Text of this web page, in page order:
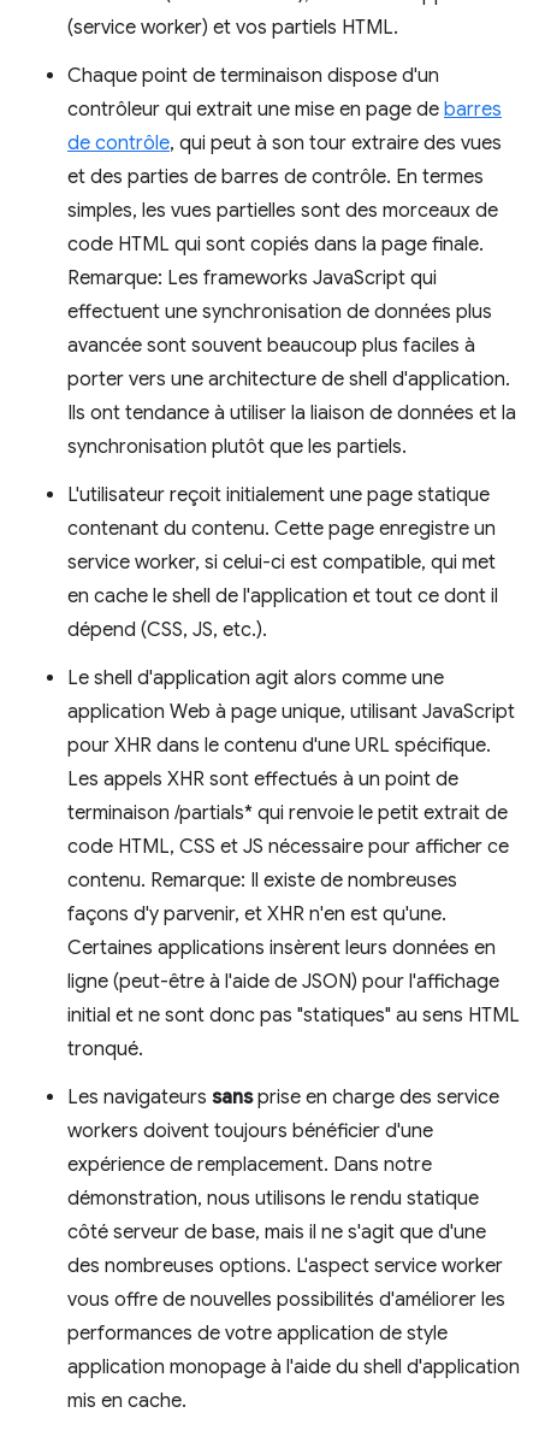
(service worker) et vos partiels HTML.
Chaque point de terminaison dispose d'un
contrôleur qui extrait une mise en page de barres
de contrôle, qui peut à son tour extraire des vues
et des parties de barres de contrôle. En termes
simples, les vues partielles sont des morceaux de
code HTML qui sont copiés dans la page finale.
Remarque: Les frameworks JavaScript qui
effectuent une synchronisation de données plus
avancée sont souvent beaucoup plus faciles à
porter vers une architecture de shell d'application.
Ils ont tendance à utiliser la liaison de données et la
synchronisation plutôt que les partiels.
L'utilisateur reçoit initialement une page statique
contenant du contenu. Cette page enregistre un
service worker, si celui-ci est compatible, qui met
en cache le shell de l'application et tout ce dont il
dépend (CSS, JS, etc.).
Le shell d'application agit alors comme une
application Web à page unique, utilisant JavaScript
pour XHR dans le contenu d'une URL spécifique.
Les appels XHR sont effectués à un point de
terminaison /partials* qui renvoie le petit extrait de
code HTML, CSS et JS nécessaire pour afficher ce
contenu. Remarque: Il existe de nombreuses
façons d'y parvenir, et XHR n'en est qu'une.
Certaines applications insèrent leurs données en
ligne (peut-être à l'aide de JSON) pour l'affichage
initial et ne sont donc pas "statiques" au sens HTML
tronqué.
Les navigateurs sansprise en charge des service
workers doivent toujours bénéficier d'une
expérience de remplacement. Dans notre
démonstration, nous utilisons le rendu statique
côté serveur de base, mais il ne s'agit que d'une
des nombreuses options. L'aspect service worker
vous offre de nouvelles possibilités d'améliorer les
performances de votre application de style
application monopage à l'aide du shell d'application
mis en cache.